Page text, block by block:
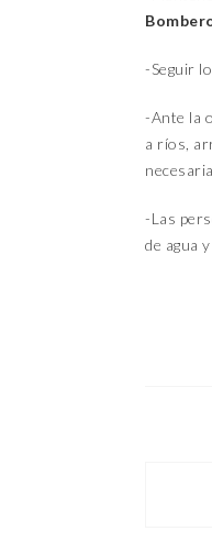
-Seguir
-Ante la
a ríos,
-Las
de agua